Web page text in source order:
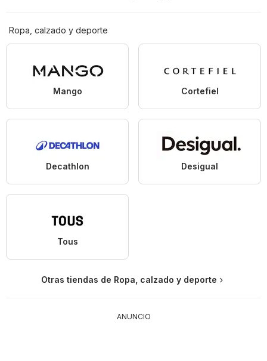
Ropa, calzado y deporte
Mango Cortefiel
Decathlon Desigual
Tous
Otras tiendas de Ropa, calzado y deporte
ANUNCIO